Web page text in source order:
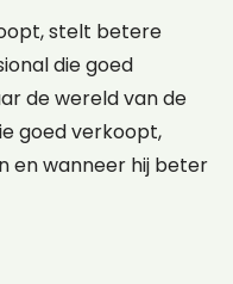
stelt betere
die goed
de wereld van de
goed verkoopt,
en wanneer hij beter